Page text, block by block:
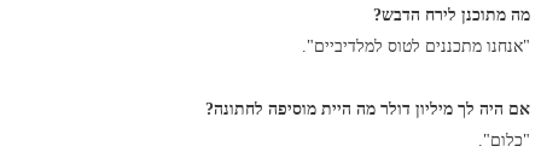
מה מתוכנן לירח הדבש?
"אנחנו מתכננים לטוס למלדיביים".
אם היה לך מיליון דולר מה היית מוסיפה לחתונה?
"כלום".